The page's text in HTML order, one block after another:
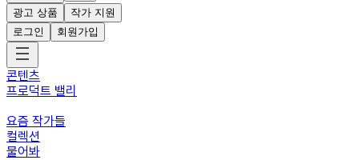
광고 상품
작가 지원
로그인
회원가입
콘텐츠
프로덕트 밸리
요즘 작가들
컬렉션
물어봐